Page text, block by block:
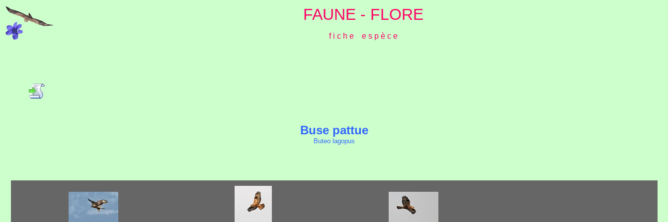
FAUNE - FLORE
f i c h e e s p è c e
Buse pattue
Buteo lagopus